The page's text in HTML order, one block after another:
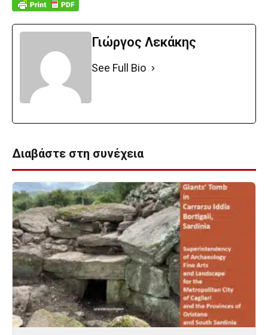
Γιώργος Λεκάκης
See Full Bio
Διαβάστε στη συνέχεια